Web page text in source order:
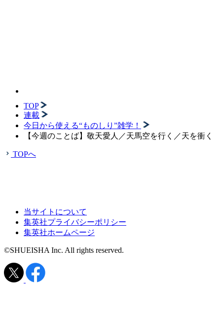
TOP
連載
今日から使える“ものしり”雑学！
【今週のことば】敬天愛人／天馬空を行く／天を衝く
TOPへ
当サイトについて
集英社プライバシーポリシー
集英社ホームページ
©SHUEISHA Inc. All rights reserved.